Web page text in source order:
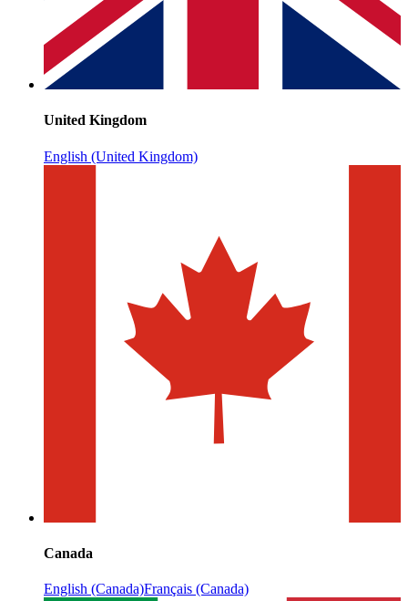
United Kingdom
English (United Kingdom)
Canada
English (Canada)Français (Canada)